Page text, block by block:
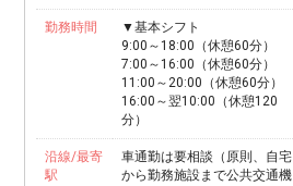
勤務時間
▼基本シフト
9:00～18:00（休憩60分）
7:00～16:00（休憩60分）
11:00～20:00（休憩60分）
16:00～翌10:00（休憩120
分）
沿線/最寄
駅
車通勤は要相談（原則、自宅
から勤務施設まで公共交通機